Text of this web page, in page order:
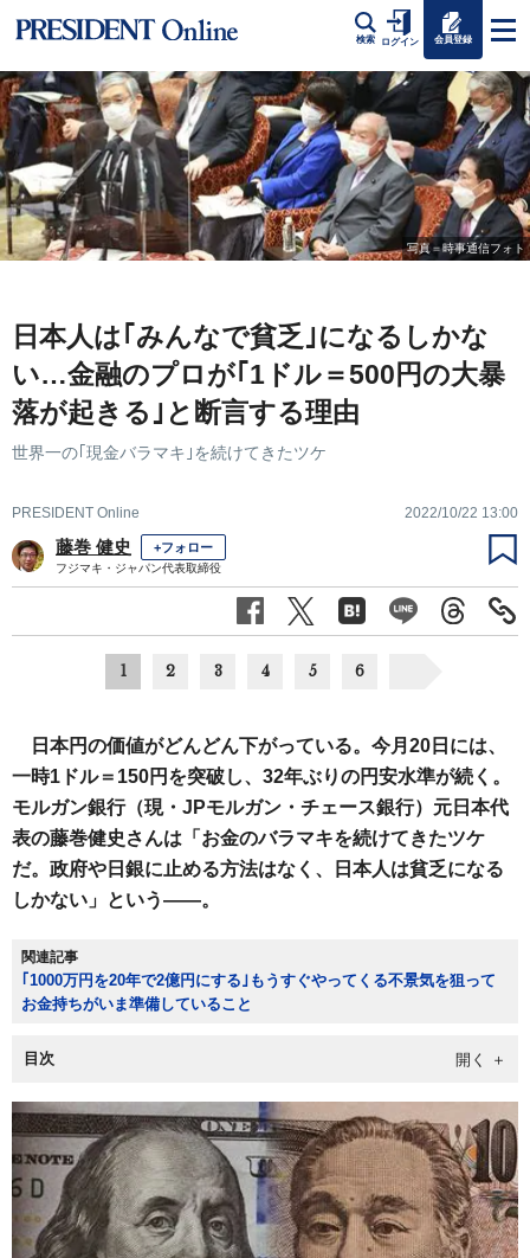
検索 ログイン 会員登録
写真＝時事通信フォト
日本人は｢みんなで貧乏｣になるしかな
い…金融のプロが｢1ドル＝500円の大暴
落が起きる｣と断言する理由
世界一の｢現金バラマキ｣を続けてきたツケ
PRESIDENT Online 2022/10/22 13:00
藤巻 健史 +フォロー
フジマキ・ジャパン代表取締役
1 2 3 4 5 6
日本円の価値がどんどん下がっている。今月20日には、
一時1ドル＝150円を突破し、32年ぶりの円安水準が続く。
モルガン銀行（現・JPモルガン・チェース銀行）元日本代
表の藤巻健史さんは「お金のバラマキを続けてきたツケ
だ。政府や日銀に止める方法はなく、日本人は貧乏になる
しかない」という――。
関連記事
｢1000万円を20年で2億円にする｣もうすぐやってくる不景気を狙って
お金持ちがいま準備していること
目次